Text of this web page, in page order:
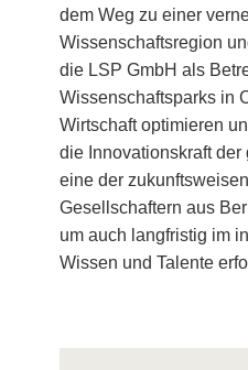
dem Weg zu einer
Wissenschaftsregion
die LSP GmbH als
Wissenschaftsparks in
Wirtschaft optimieren
die Innovationskraft
eine der
Gesellschaftern aus
um auch langfristig im
Wissen und Talente